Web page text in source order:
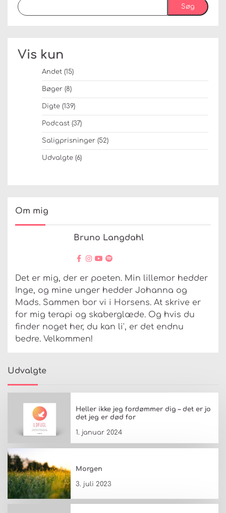
Søg
Vis kun
Andet (15)
Bøger (8)
Digte (139)
Podcast (37)
Saligprisninger (52)
Udvalgte (6)
Om mig
Bruno Langdahl
Det er mig, der er poeten. Min lillemor hedder
Inge, og mine unger hedder Johanna og
Mads. Sammen bor vi i Horsens. At skrive er
for mig terapi og skaberglæde. Og hvis du
finder noget her, du kan li', er det endnu
bedre. Velkommen!
Udvalgte
Heller ikke jeg fordømmer dig – det er jo
det jeg er død for
1. januar 2024
Morgen
3. juli 2023